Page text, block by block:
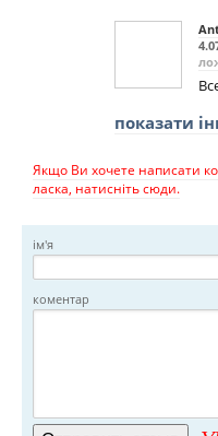
показати
Якщо Ви хочете написати
ласка, натисніть сюди.
ім'я
коментар